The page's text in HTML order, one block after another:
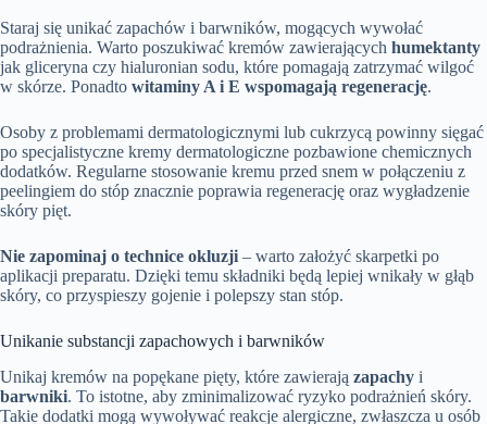
Staraj się unikać zapachów i barwników, mogących wywołać
podrażnienia. Warto poszukiwać kremów zawierających humektanty
jak gliceryna czy hialuronian sodu, które pomagają zatrzymać wilgoć
w skórze. Ponadto witaminy A i E wspomagają regenerację.
Osoby z problemami dermatologicznymi lub cukrzycą powinny sięgać
po specjalistyczne kremy dermatologiczne pozbawione chemicznych
dodatków. Regularne stosowanie kremu przed snem w połączeniu z
peelingiem do stóp znacznie poprawia regenerację oraz wygładzenie
skóry pięt.
Nie zapominaj o technice okluzji – warto założyć skarpetki po
aplikacji preparatu. Dzięki temu składniki będą lepiej wnikały w głąb
skóry, co przyspieszy gojenie i polepszy stan stóp.
Unikanie substancji zapachowych i barwników
Unikaj kremów na popękane pięty, które zawierają zapachy i
barwniki. To istotne, aby zminimalizować ryzyko podrażnień skóry.
Takie dodatki mogą wywoływać reakcje alergiczne, zwłaszcza u osób